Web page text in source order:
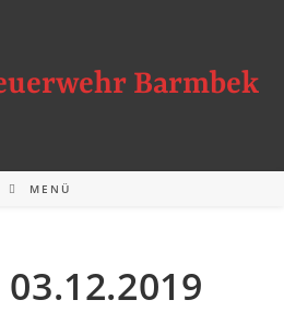
Barmbek
MENÜ
03.12.2019